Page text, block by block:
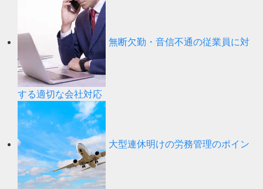
無断欠勤・音信不通の従業員に対
する適切な会社対応
大型連休明けの労務管理のポイン